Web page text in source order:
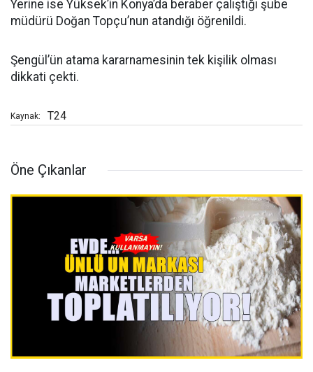
Yerine ise Yüksek’in Konya’da beraber çalıştığı şube
müdürü Doğan Topçu’nun atandığı öğrenildi.
Şengül’ün atama kararnamesinin tek kişilik olması
dikkati çekti.
Kaynak: T24
Öne Çıkanlar